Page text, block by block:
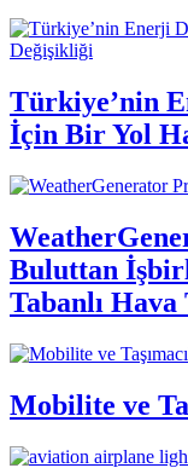
Değişikliği
Türkiye’nin
İçin Bir Yol
Buluttan
Tabanlı
Mobilite ve